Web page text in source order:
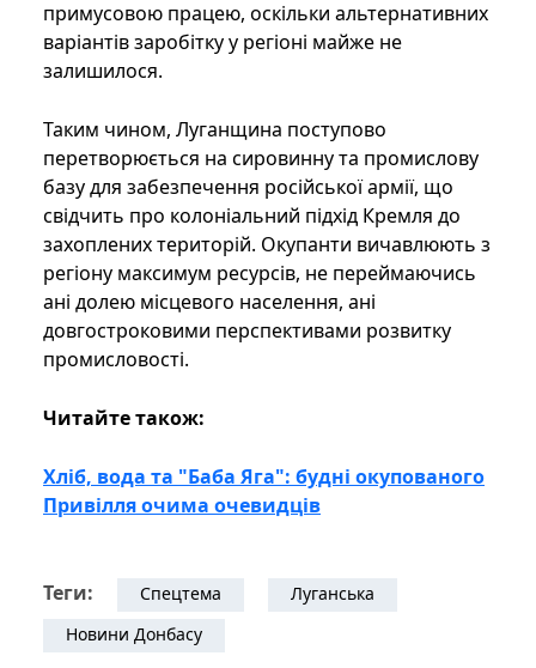
примусовою працею, оскільки альтернативних
варіантів заробітку у регіоні майже не
залишилося.
Таким чином, Луганщина поступово
перетворюється на сировинну та промислову
базу для забезпечення російської армії, що
свідчить про колоніальний підхід Кремля до
захоплених територій. Окупанти вичавлюють з
регіону максимум ресурсів, не переймаючись
ані долею місцевого населення, ані
довгостроковими перспективами розвитку
промисловості.
Читайте також:
Хліб, вода та "Баба Яга": будні окупованого
Привілля очима очевидців
Теги: Спецтема
Луганська
Новини Донбасу